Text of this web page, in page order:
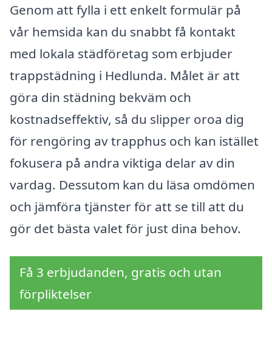
Genom att fylla i ett enkelt formulär på
vår hemsida kan du snabbt få kontakt
med lokala städföretag som erbjuder
trappstädning i Hedlunda. Målet är att
göra din städning bekväm och
kostnadseffektiv, så du slipper oroa dig
för rengöring av trapphus och kan istället
fokusera på andra viktiga delar av din
vardag. Dessutom kan du läsa omdömen
och jämföra tjänster för att se till att du
gör det bästa valet för just dina behov.
Få 3 erbjudanden, gratis och utan
förpliktelser